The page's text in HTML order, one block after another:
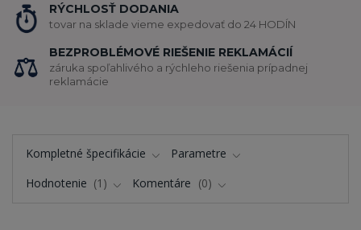
RÝCHLOSŤ DODANIA
tovar na sklade vieme expedovať do 24 HODÍN
BEZPROBLÉMOVÉ RIEŠENIE REKLAMÁCIÍ
záruka spoľahlivého a rýchleho riešenia prípadnej
reklamácie
Kompletné špecifikácie
Parametre
Hodnotenie
1 Komentáre 0